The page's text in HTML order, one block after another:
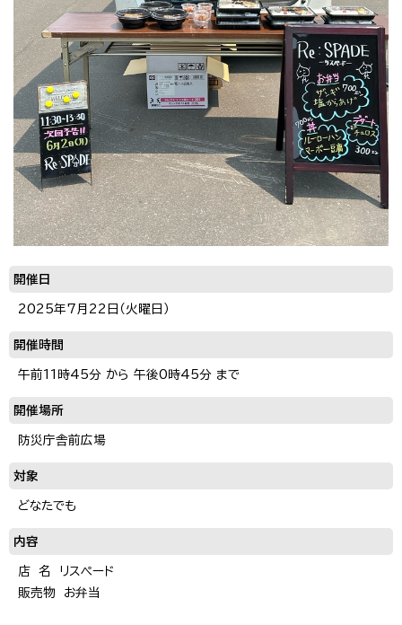
開催日
2025年7月22日（火曜日）
開催時間
午前11時45分 から 午後0時45分 まで
開催場所
防災庁舎前広場
対象
どなたでも
内容
店 名 リスペード
販売物 お弁当